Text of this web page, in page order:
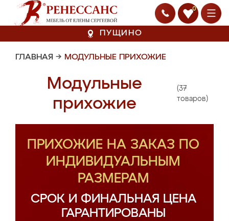
0
ПУЩИНО
ГЛАВНАЯ → МОДУЛЬНЫЕ ПРИХОЖИЕ
Модульные
прихожие
(37
товаров)
ПРИХОЖИЕ НА ЗАКАЗ ПО
ИНДИВИДУАЛЬНЫМ
РАЗМЕРАМ
СРОК И ФИНАЛЬНАЯ ЦЕНА
ГАРАНТИРОВАНЫ